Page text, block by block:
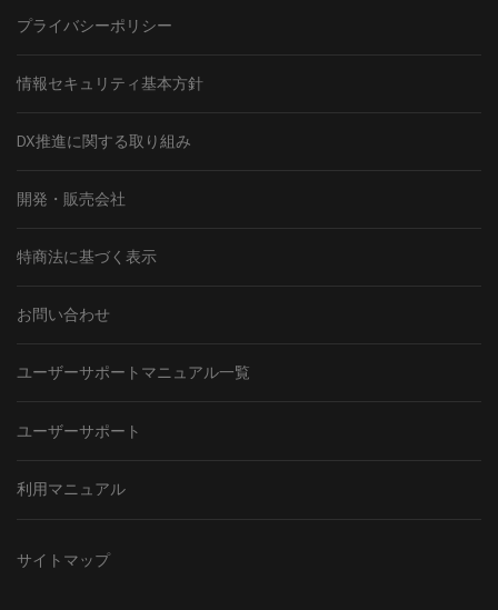
プライバシーポリシー
情報セキュリティ基本方針
DX推進に関する取り組み
開発・販売会社
特商法に基づく表示
お問い合わせ
ユーザーサポートマニュアル一覧
ユーザーサポート
利用マニュアル
サイトマップ